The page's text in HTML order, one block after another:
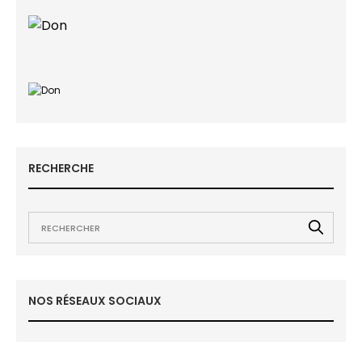
RECHERCHE
NOS RÉSEAUX SOCIAUX